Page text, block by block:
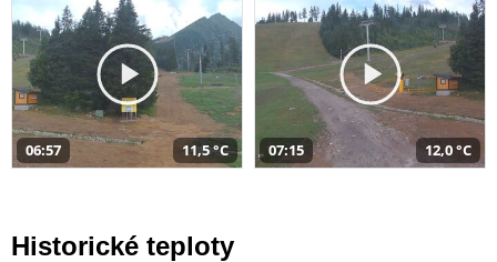
06:57 11,5 °C 07:15 12,0 °C
Historické teploty